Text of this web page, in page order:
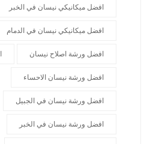
افضل ميكانيكي نيسان في الخبر
افضل ميكانيكي نيسان في الدمام
افضل ورشة اصلاح نيسان
افضل ورشة نيسان الاحساء
افضل ورشة نيسان في الجبيل
افضل ورشة نيسان في الخبر